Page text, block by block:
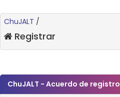
ChuJALT /
Registrar
ChuJALT - Acuerdo de registro